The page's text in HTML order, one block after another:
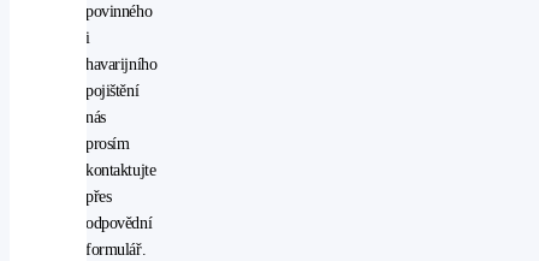
kol
(ASR)
rádio
stabilizace
podvozku
(ESP)
start-
stop
systém
startování
povinného
i
havarijního
pojištění
nás
prosím
kontaktujte
přes
odpovědní
formulář.